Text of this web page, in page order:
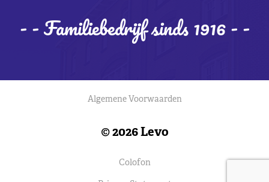
- - Familiebedrijf sinds 1916 - -
Algemene Voorwaarden
© 2026 Levo
Colofon